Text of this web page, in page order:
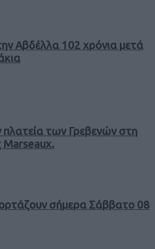
Αβδέλλα 102 χρόνια μετά
πλατεία των Γρεβενών στη
Marseaux.
σήμερα Σάββατο 08